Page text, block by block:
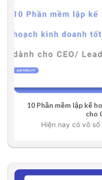
10 Phần mềm lập kế
cho
Hiện nay có vô